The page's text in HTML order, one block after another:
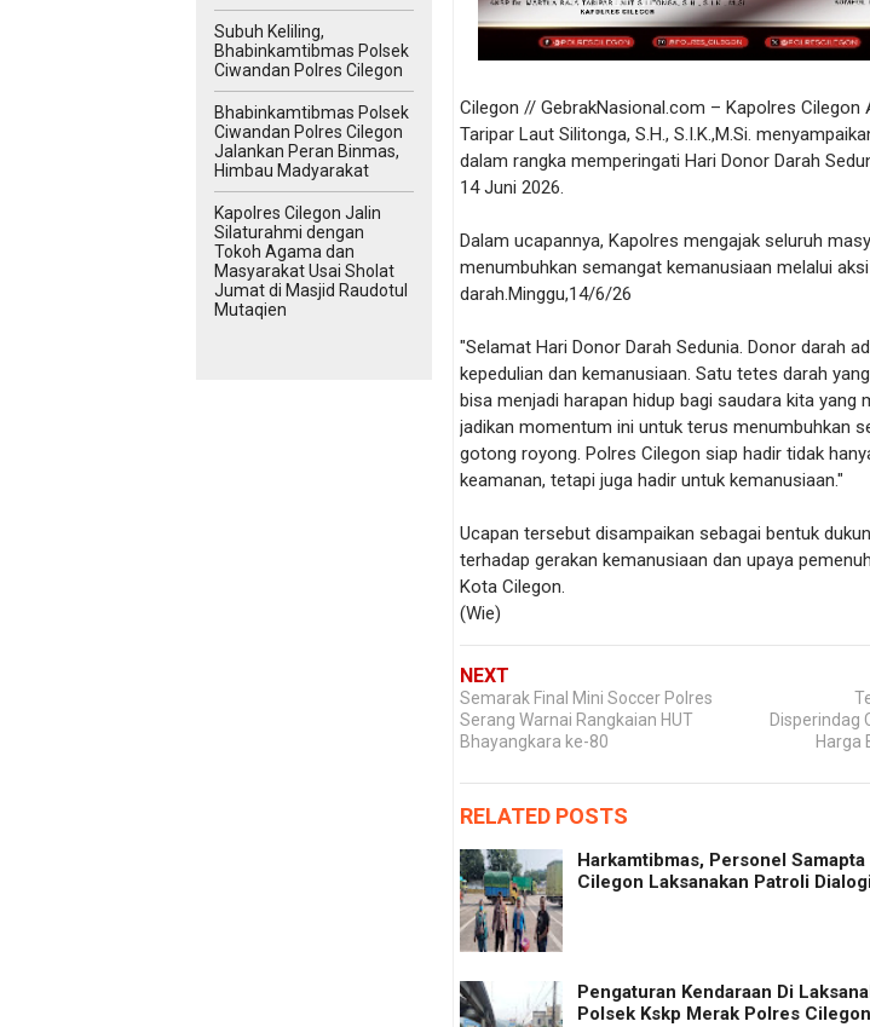
Cilegon // GebrakNasional.com – Kapolres Cilegon
Taripar Laut Silitonga, S.H., S.I.K.,M.Si.
dalam rangka memperingati Hari Donor Darah
14 Juni 2026.
Dalam ucapannya, Kapolres mengajak seluruh
menumbuhkan semangat kemanusiaan melalui
darah.Minggu,14/6/26
"Selamat Hari Donor Darah Sedunia. Donor darah
kepedulian dan kemanusiaan. Satu tetes darah
bisa menjadi harapan hidup bagi saudara kita yang
jadikan momentum ini untuk terus menumbuhkan
gotong royong. Polres Cilegon siap hadir tidak
keamanan, tetapi juga hadir untuk kemanusiaan."
Ucapan tersebut disampaikan sebagai bentuk
terhadap gerakan kemanusiaan dan upaya
Kota Cilegon.
(Wie)
NEXT
Semarak Final Mini Soccer Polres
Serang Warnai Rangkaian HUT
Bhayangkara ke-80
Disperindag
Harga
RELATED POSTS
Harkamtibmas, Personel
Cilegon Laksanakan Patroli
Pengaturan Kendaraan Di
Polsek Kskp Merak Polres Cilegon
Subuh Keliling,
Bhabinkamtibmas Polsek
Ciwandan Polres Cilegon
Bhabinkamtibmas Polsek
Ciwandan Polres Cilegon
Jalankan Peran Binmas,
Himbau Madyarakat
Kapolres Cilegon Jalin
Silaturahmi dengan
Tokoh Agama dan
Masyarakat Usai Sholat
Jumat di Masjid Raudotul
Mutaqien